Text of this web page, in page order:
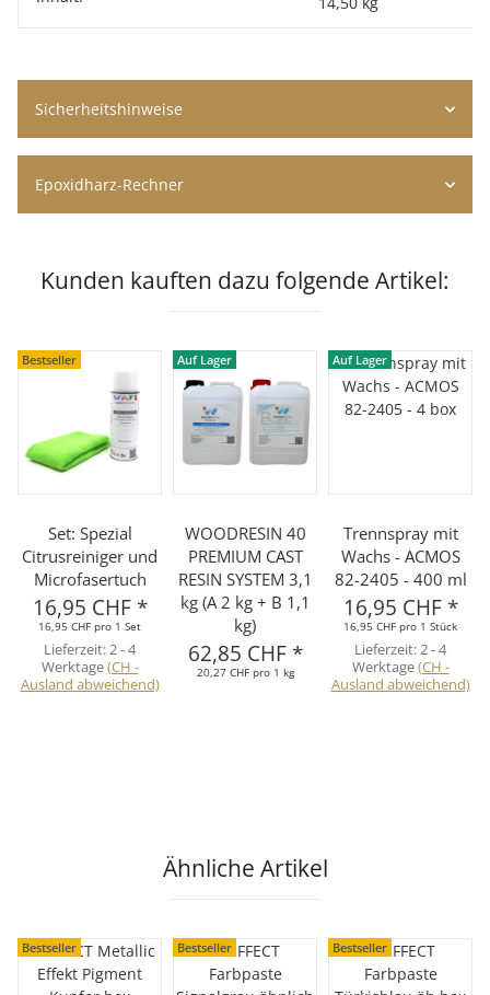
Sicherheitshinweise
Epoxidharz-Rechner
Kunden kauften dazu folgende Artikel:
Bestseller
Set: Spezial
Citrusreiniger und
Microfasertuch
16,95 CHF *
16,95 CHF pro 1 Set
Lieferzeit:2 - 4
Werktage(CH -
Ausland abweichend)
Auf Lager
WOODRESIN 40
PREMIUM CAST
RESIN SYSTEM 3,1
kg (A 2 kg + B 1,1
kg)
62,85 CHF *
20,27 CHF pro 1 kg
Auf Lager
Trennspray mit
Wachs - ACMOS
82-2405 - 400 ml
16,95 CHF *
16,95 CHF pro 1 Stück
Lieferzeit:2 - 4
Werktage(CH -
Ausland abweichend)
Ähnliche Artikel
Bestseller Bestseller Bestseller